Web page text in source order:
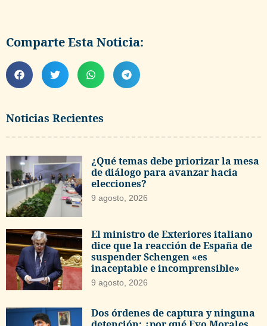
Noticias Recientes
¿Qué temas debe priorizar la mesa
de diálogo para avanzar hacia
elecciones?
9 agosto, 2026
El ministro de Exteriores italiano
dice que la reacción de España de
suspender Schengen «es
inaceptable e incomprensible»
9 agosto, 2026
Dos órdenes de captura y ninguna
Comparte Esta Noticia: